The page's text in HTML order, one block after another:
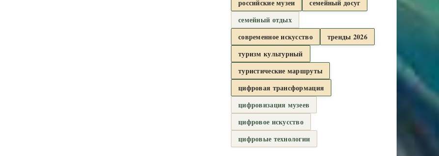
российские музеи
семейный досуг
семейный отдых
современное искусство
тренды 2026
туризм культурный
туристические маршруты
цифровая трансформация
цифровизация музеев
цифровое искусство
цифровые технологии